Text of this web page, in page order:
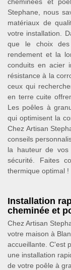
Stephane, nous
matériaux de
votre installation.
que le choix des
rendement et la
conduits en acier
résistance à la
ceux qui
en terre cuite
Les poêles à
qui optimisent la
Chez Artisan
conseils
la hauteur de
sécurité. Faites
thermique optimal !
Installation
cheminée et
Chez Artisan
votre maison à
accueillante. C'est
une installation
de votre poêle à